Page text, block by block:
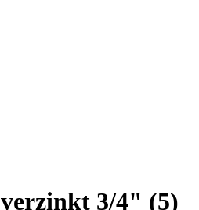
3/4" (5)